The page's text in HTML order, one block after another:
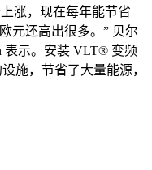
涨，现在每年能节省
元还高出很多。” 贝尔
表示。安装 VLT® 变频
施，节省了大量能源，